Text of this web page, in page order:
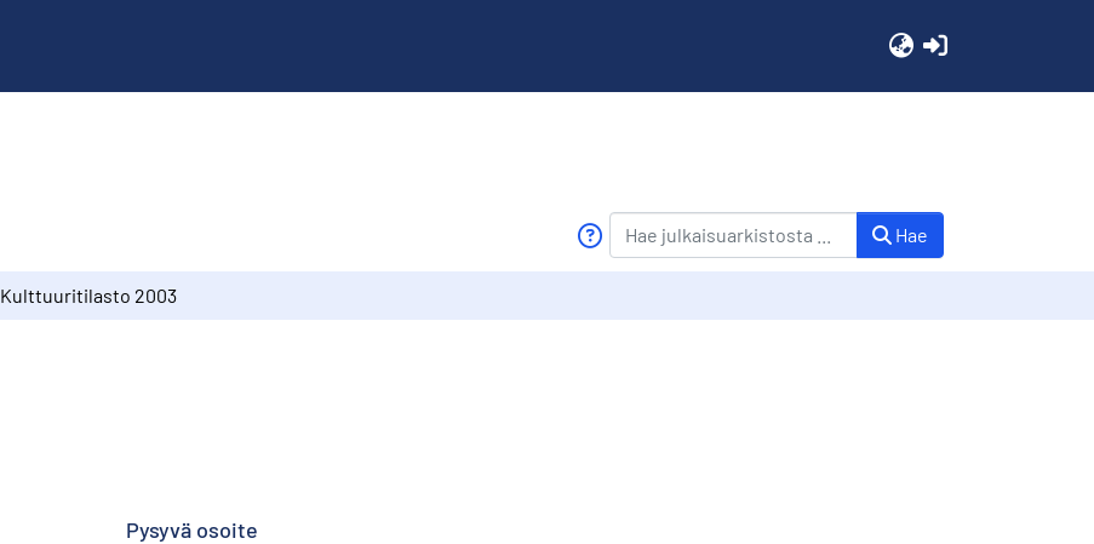
Hae
Kulttuuritilasto 2003
Pysyvä osoite